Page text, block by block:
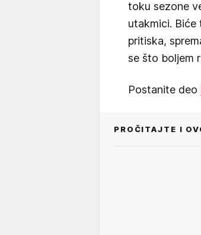
toku sezone
utakmici. Biće
pritiska,
se što boljem
Postanite deo
PROČITAJTE I